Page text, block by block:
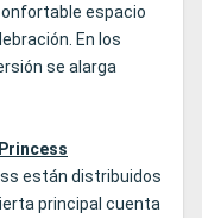
espacio
En los
se alarga
están distribuidos
principal cuenta